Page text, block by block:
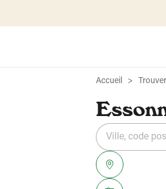
Accueil
Veuillez
renseigner
une
adresse
{{count}}
résultat(s)
trouvé(s)